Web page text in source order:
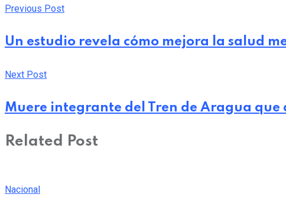
Previous Post
Un estudio revela cómo mejora la salud
Next Post
Muere integrante del Tren de Aragua que
Related Post
Nacional